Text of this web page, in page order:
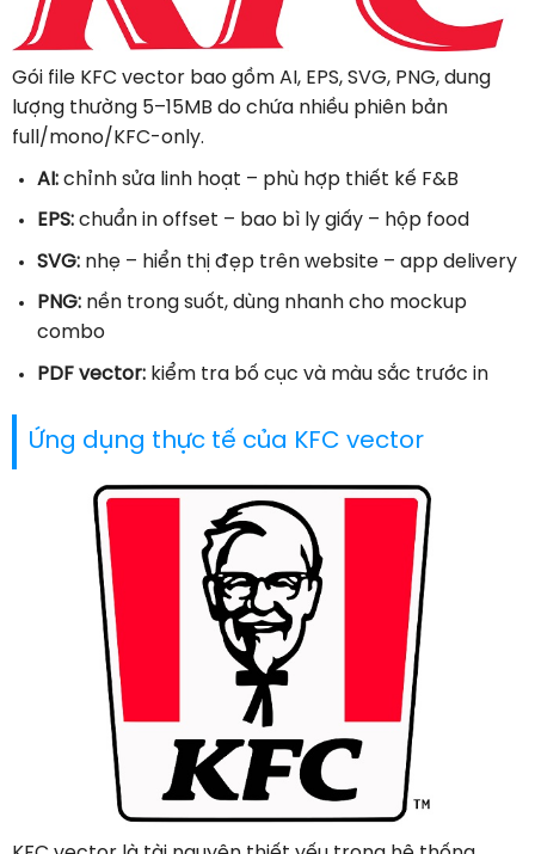
Gói file KFC vector bao gồm AI, EPS, SVG, PNG, dung
lượng thường 5–15MB do chứa nhiều phiên bản
full/mono/KFC-only.
AI:chỉnh sửa linh hoạt – phù hợp thiết kế F&B
EPS:chuẩn in offset – bao bì ly giấy – hộp food
SVG:nhẹ – hiển thị đẹp trên website – app delivery
PNG:nền trong suốt, dùng nhanh cho mockup
combo
PDF vector:kiểm tra bố cục và màu sắc trước in
Ứng dụng thực tế của KFC vector